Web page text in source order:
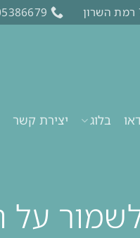
בלוג יצירת קשר
על